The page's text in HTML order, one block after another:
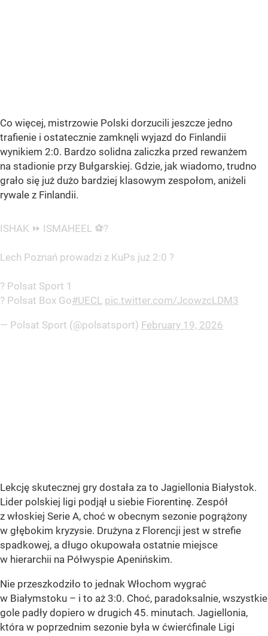
Co więcej, mistrzowie Polski dorzucili jeszcze jedno
trafienie i ostatecznie zamknęli wyjazd do Finlandii
wynikiem 2:0. Bardzo solidna zaliczka przed rewanżem
na stadionie przy Bułgarskiej. Gdzie, jak wiadomo, trudno
grało się już dużo bardziej klasowym zespołom, aniżeli
rywale z Finlandii.
ISHAK ⏩ ISMAHEEL ⚽?
Lech Poznań prowadzi z KuPs już 2:0 ?
? Polsat Sport 1
? Polsat Box Go#UECL pic.twitter.com/JcowzcLDM3
— Polsat Sport (@polsatsport) February 19, 2026
Lekcję skutecznej gry dostała za to Jagiellonia Białystok.
Lider polskiej ligi podjął u siebie Fiorentinę. Zespół
z włoskiej Serie A, choć w obecnym sezonie pogrążony
w głębokim kryzysie. Drużyna z Florencji jest w strefie
spadkowej, a długo okupowała ostatnie miejsce
w hierarchii na Półwyspie Apenińskim.
Nie przeszkodziło to jednak Włochom wygrać
w Białymstoku – i to aż 3:0. Choć, paradoksalnie, wszystkie
gole padły dopiero w drugich 45. minutach. Jagiellonia,
która w poprzednim sezonie była w ćwierćfinale Ligi